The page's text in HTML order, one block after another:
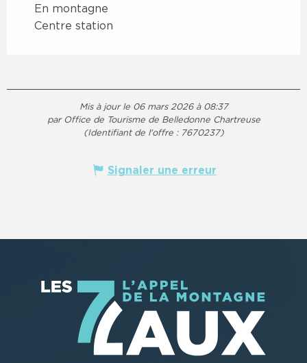
En montagne
Centre station
Mis à jour le 06 mars 2026 à 08:37
par Office de Tourisme de Belledonne Chartreuse
(Identifiant de l'offre : 7670237)
Signaler une erreur